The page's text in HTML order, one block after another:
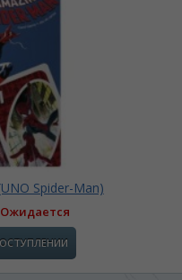
Spider-Man)
Ожидается